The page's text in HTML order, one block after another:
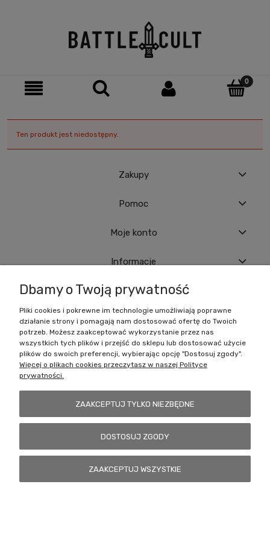
Ten produkt jest niedostępny.
Zakupy
Pomoc
Moje konto
Informacje
Battlecult | ul. Benedykta Dybowskiego 45/7, 41-208 Sosnowiec, woj.
śląskie | Email:kontakt@battlecult.plTel.: 669966242 | NIP:
6443563610 REGON: 520502331
POKAŻ PEŁNĄ WERSJĘ STRONY
Dbamy o Twoją prywatność
Pliki cookies i pokrewne im technologie umożliwiają poprawne
działanie strony i pomagają nam dostosować ofertę do Twoich
potrzeb. Możesz zaakceptować wykorzystanie przez nas
wszystkich tych plików i przejść do sklepu lub dostosować użycie
plików do swoich preferencji, wybierając opcję "Dostosuj zgody".
Więcej o plikach cookies przeczytasz w naszej Polityce
prywatności.
ZAAKCEPTUJ TYLKO NIEZBĘDNE
DOSTOSUJ ZGODY
ZAAKCEPTUJ WSZYSTKIE